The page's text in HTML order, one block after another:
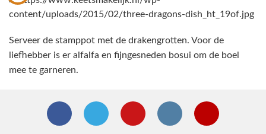
Serveer de stamppot met de drakengrotten. Voor de
liefhebber is er alfalfa en fijngesneden bosui om de boel
mee te garneren.